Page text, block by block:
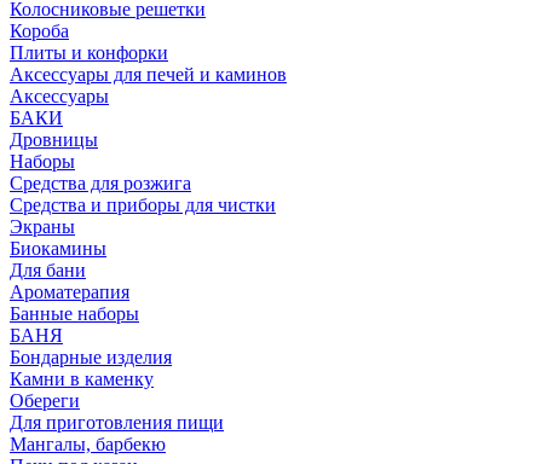
Колосниковые решетки
Короба
Плиты и конфорки
Аксессуары для печей и каминов
Аксессуары
БАКИ
Дровницы
Наборы
Средства для розжига
Средства и приборы для чистки
Экраны
Биокамины
Для бани
Ароматерапия
Банные наборы
БАНЯ
Бондарные изделия
Камни в каменку
Обереги
Для приготовления пищи
Мангалы, барбекю